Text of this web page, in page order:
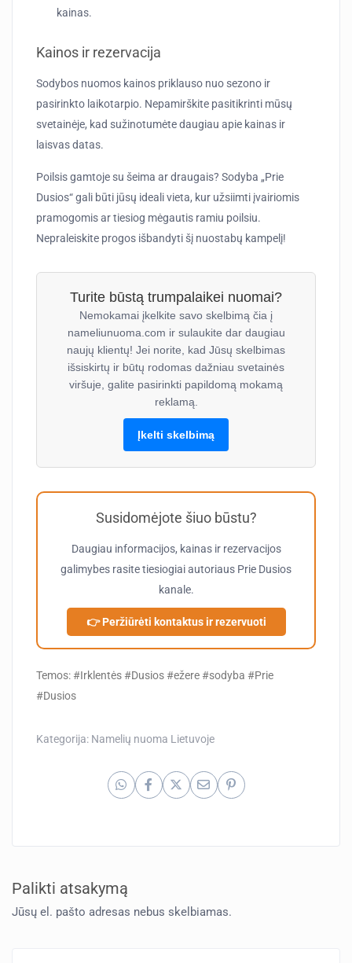
kainas.
Kainos ir rezervacija
Sodybos nuomos kainos priklauso nuo sezono ir
pasirinkto laikotarpio. Nepamirškite pasitikrinti mūsų
svetainėje, kad sužinotumėte daugiau apie kainas ir
laisvas datas.
Poilsis gamtoje su šeima ar draugais? Sodyba „Prie
Dusios“ gali būti jūsų ideali vieta, kur užsiimti įvairiomis
pramogomis ar tiesiog mėgautis ramiu poilsiu.
Nepraleiskite progos išbandyti šį nuostabų kampelį!
Turite būstą trumpalaikei nuomai?
Nemokamai įkelkite savo skelbimą čia į
nameliunuoma.com ir sulaukite dar daugiau
naujų klientų! Jei norite, kad Jūsų skelbimas
išsiskirtų ir būtų rodomas dažniau svetainės
viršuje, galite pasirinkti papildomą mokamą
reklamą.
Įkelti skelbimą
Susidomėjote šiuo būstu?
Daugiau informacijos, kainas ir rezervacijos
galimybes rasite tiesiogiai autoriaus Prie Dusios
kanale.
👉 Peržiūrėti kontaktus ir rezervuoti
Temos: #Irklentės #Dusios #ežere #sodyba #Prie
#Dusios
Kategorija: Namelių nuoma Lietuvoje
Palikti atsakymą
Jūsų el. pašto adresas nebus skelbiamas.